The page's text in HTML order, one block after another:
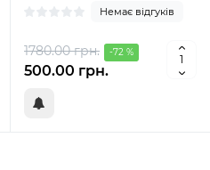
Немає відгуків
1780.00 грн. -72 %
500.00 грн.